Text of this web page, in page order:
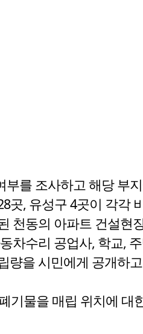
를 조사하고 해당 부
, 유성구 4곳이 각각
천동의 아파트 건설현
차수리 공업사, 학교,
량을 시민에게 공개하
물을 매립 위치에